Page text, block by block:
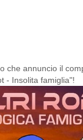
che annuncio il
- Insolita famiglia"!